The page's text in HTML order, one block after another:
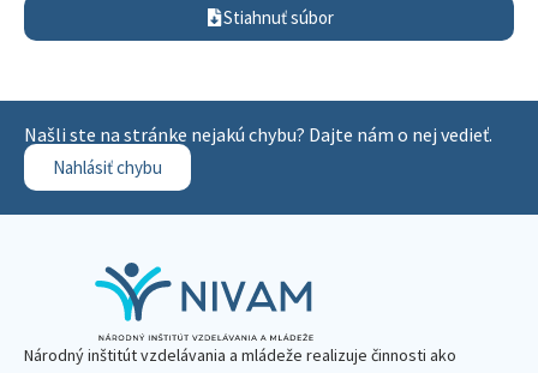
Stiahnuť súbor
Našli ste na stránke nejakú chybu? Dajte nám o nej vedieť.
Nahlásiť chybu
Národný inštitút vzdelávania a mládeže realizuje činnosti ako